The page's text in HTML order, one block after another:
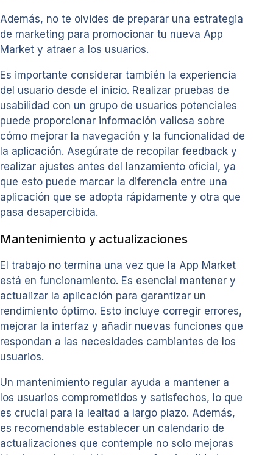
Además, no te olvides de preparar una estrategia
de marketing para promocionar tu nueva App
Market y atraer a los usuarios.
Es importante considerar también la experiencia
del usuario desde el inicio. Realizar pruebas de
usabilidad con un grupo de usuarios potenciales
puede proporcionar información valiosa sobre
cómo mejorar la navegación y la funcionalidad de
la aplicación. Asegúrate de recopilar feedback y
realizar ajustes antes del lanzamiento oficial, ya
que esto puede marcar la diferencia entre una
aplicación que se adopta rápidamente y otra que
pasa desapercibida.
Mantenimiento y actualizaciones
El trabajo no termina una vez que la App Market
está en funcionamiento. Es esencial mantener y
actualizar la aplicación para garantizar un
rendimiento óptimo. Esto incluye corregir errores,
mejorar la interfaz y añadir nuevas funciones que
respondan a las necesidades cambiantes de los
usuarios.
Un mantenimiento regular ayuda a mantener a
los usuarios comprometidos y satisfechos, lo que
es crucial para la lealtad a largo plazo. Además,
es recomendable establecer un calendario de
actualizaciones que contemple no solo mejoras